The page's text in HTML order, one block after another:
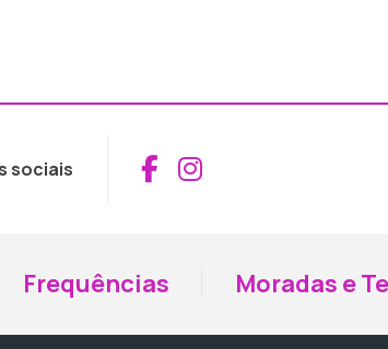
sociais Aceder ao
Aceder ao
Frequências Moradas e